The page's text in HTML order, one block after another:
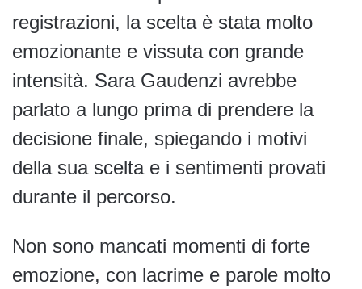
registrazioni, la scelta è stata molto
emozionante e vissuta con grande
intensità. Sara Gaudenzi avrebbe
parlato a lungo prima di prendere la
decisione finale, spiegando i motivi
della sua scelta e i sentimenti provati
durante il percorso.
Non sono mancati momenti di forte
emozione, con lacrime e parole molto